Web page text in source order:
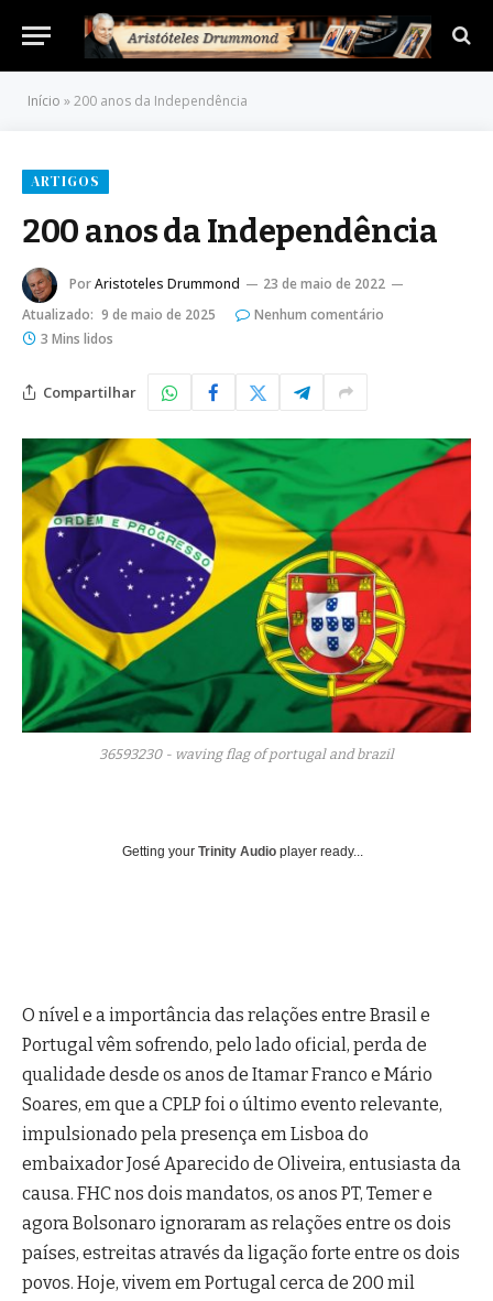
Início »200 anos da Independência
ARTIGOS
200 anos da Independência
PorAristoteles Drummond
23 de maio de 2022
Atualizado: 9 de maio de 2025
Nenhum comentário
3 Mins lidos
Compartilhar
36593230 - waving flag of portugal and brazil
Getting your Trinity Audio player ready...
O nível e a importância das relações entre Brasil e
Portugal vêm sofrendo, pelo lado oficial, perda de
qualidade desde os anos de Itamar Franco e Mário
Soares, em que a CPLP foi o último evento relevante,
impulsionado pela presença em Lisboa do
embaixador José Aparecido de Oliveira, entusiasta da
causa. FHC nos dois mandatos, os anos PT, Temer e
agora Bolsonaro ignoraram as relações entre os dois
países, estreitas através da ligação forte entre os dois
povos. Hoje, vivem em Portugal cerca de 200 mil